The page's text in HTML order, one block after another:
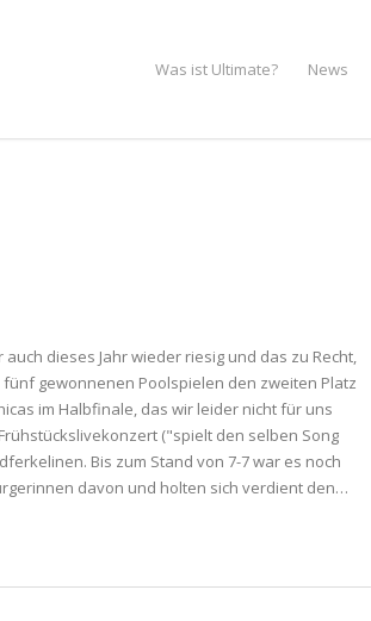
Was ist Ultimate? News
dieses Jahr wieder riesig und das zu Recht,
gewonnenen Poolspielen den zweiten Platz
im Halbfinale, das wir leider nicht für uns
("spielt den selben Song
Bis zum Stand von 7-7 war es noch
davon und holten sich verdient den…